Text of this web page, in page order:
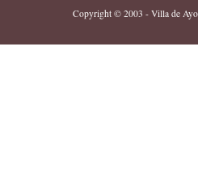
Copyright © 2003 - Villa de